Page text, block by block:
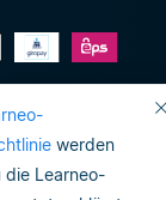
werden
die Learneo-